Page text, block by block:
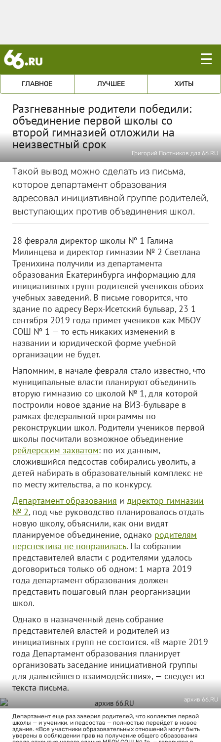
☰
ГЛАВНОЕ ЛУЧШЕЕ ХИТЫ
Разгневанные родители победили:
объединение первой школы со
второй гимназией отложили на
неизвестный срок
Григорий Постников для 66.RU
Такой вывод можно сделать из письма,
которое департамент образования
адресовал инициативной группе родителей,
выступающих против объединения школ.
28 февраля директор школы № 1 Галина
Милинцева и директор гимназии № 2 Светлана
Тренихина получили из департамента
образования Екатеринбурга информацию для
инициативных групп родителей учеников обоих
учебных заведений. В письме говорится, что
здание по адресу Верх-Исетский бульвар, 23 1
сентября 2019 года примет учеников как МБОУ
СОШ № 1 — то есть никаких изменений в
названии и юридической форме учебной
организации не будет.
Напомним, в начале февраля стало известно, что
муниципальные власти планируют объединить
вторую гимназию со школой № 1, для которой
построили новое здание на ВИЗ-бульваре в
рамках федеральной программы по
реконструкции школ. Родители учеников первой
школы посчитали возможное объединение
рейдерским захватом: по их данным,
сложившийся педсостав собирались уволить, а
детей набирать в образовательный комплекс не
по месту жительства, а по конкурсу.
Департамент образования и директор гимназии
№ 2, под чье руководство планировалось отдать
новую школу, объяснили, как они видят
планируемое объединение, однако родителям
перспектива не понравилась. На собрании
представителей власти с родителями удалось
договориться только об одном: 1 марта 2019
года департамент образования должен
представить пошаговый план реорганизации
школ.
Однако в назначенный день собрание
представителей властей и родителей из
инициативных групп не состоится. «В марте 2019
года Департамент образования планирует
организовать заседание инициативной группы
для дальнейшего взаимодействия», — следует из
текста письма.
архив 66.RU
Департамент еще раз заверил родителей, что коллектив первой
школы — и ученики, и педсостав — полностью перейдет в новое
здание. «Все участники образовательных отношений могут быть
уверены в соблюдении прав на получение общего образования